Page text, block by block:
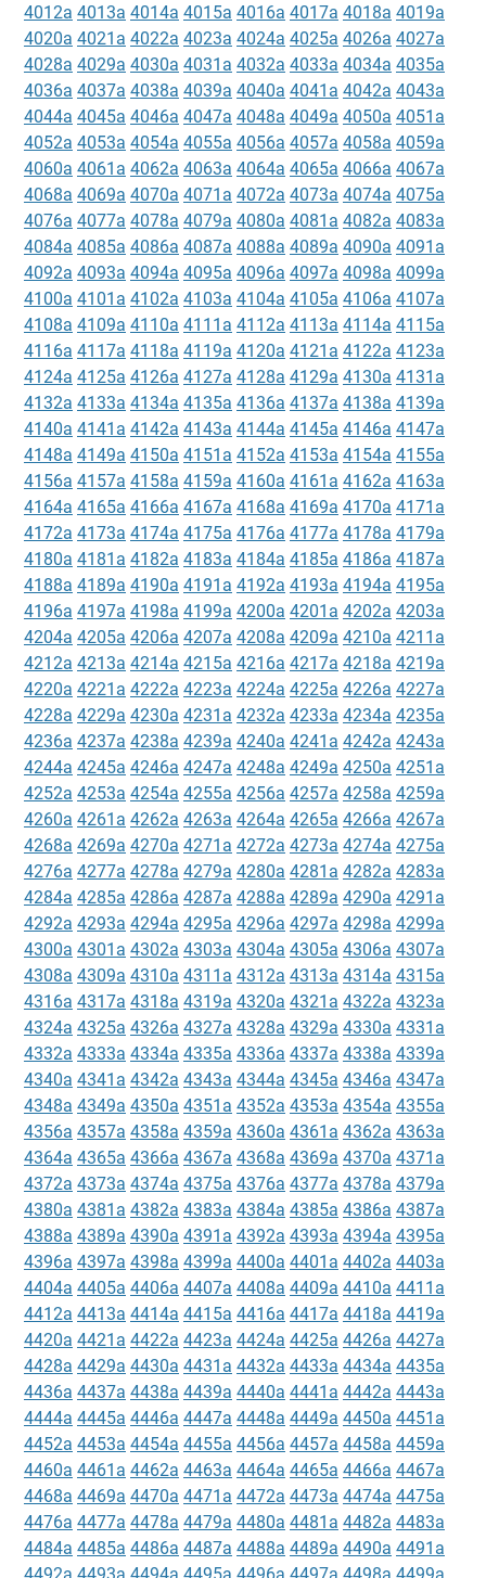
4012a 4013a 4014a 4015a 4016a 4017a 4018a 4019a
4020a 4021a 4022a 4023a 4024a 4025a 4026a 4027a
4028a 4029a 4030a 4031a 4032a 4033a 4034a 4035a
4036a 4037a 4038a 4039a 4040a 4041a 4042a 4043a
4044a 4045a 4046a 4047a 4048a 4049a 4050a 4051a
4052a 4053a 4054a 4055a 4056a 4057a 4058a 4059a
4060a 4061a 4062a 4063a 4064a 4065a 4066a 4067a
4068a 4069a 4070a 4071a 4072a 4073a 4074a 4075a
4076a 4077a 4078a 4079a 4080a 4081a 4082a 4083a
4084a 4085a 4086a 4087a 4088a 4089a 4090a 4091a
4092a 4093a 4094a 4095a 4096a 4097a 4098a 4099a
4100a 4101a 4102a 4103a 4104a 4105a 4106a 4107a
4108a 4109a 4110a 4111a 4112a 4113a 4114a 4115a
4116a 4117a 4118a 4119a 4120a 4121a 4122a 4123a
4124a 4125a 4126a 4127a 4128a 4129a 4130a 4131a
4132a 4133a 4134a 4135a 4136a 4137a 4138a 4139a
4140a 4141a 4142a 4143a 4144a 4145a 4146a 4147a
4148a 4149a 4150a 4151a 4152a 4153a 4154a 4155a
4156a 4157a 4158a 4159a 4160a 4161a 4162a 4163a
4164a 4165a 4166a 4167a 4168a 4169a 4170a 4171a
4172a 4173a 4174a 4175a 4176a 4177a 4178a 4179a
4180a 4181a 4182a 4183a 4184a 4185a 4186a 4187a
4188a 4189a 4190a 4191a 4192a 4193a 4194a 4195a
4196a 4197a 4198a 4199a 4200a 4201a 4202a 4203a
4204a 4205a 4206a 4207a 4208a 4209a 4210a 4211a
4212a 4213a 4214a 4215a 4216a 4217a 4218a 4219a
4220a 4221a 4222a 4223a 4224a 4225a 4226a 4227a
4228a 4229a 4230a 4231a 4232a 4233a 4234a 4235a
4236a 4237a 4238a 4239a 4240a 4241a 4242a 4243a
4244a 4245a 4246a 4247a 4248a 4249a 4250a 4251a
4252a 4253a 4254a 4255a 4256a 4257a 4258a 4259a
4260a 4261a 4262a 4263a 4264a 4265a 4266a 4267a
4268a 4269a 4270a 4271a 4272a 4273a 4274a 4275a
4276a 4277a 4278a 4279a 4280a 4281a 4282a 4283a
4284a 4285a 4286a 4287a 4288a 4289a 4290a 4291a
4292a 4293a 4294a 4295a 4296a 4297a 4298a 4299a
4300a 4301a 4302a 4303a 4304a 4305a 4306a 4307a
4308a 4309a 4310a 4311a 4312a 4313a 4314a 4315a
4316a 4317a 4318a 4319a 4320a 4321a 4322a 4323a
4324a 4325a 4326a 4327a 4328a 4329a 4330a 4331a
4332a 4333a 4334a 4335a 4336a 4337a 4338a 4339a
4340a 4341a 4342a 4343a 4344a 4345a 4346a 4347a
4348a 4349a 4350a 4351a 4352a 4353a 4354a 4355a
4356a 4357a 4358a 4359a 4360a 4361a 4362a 4363a
4364a 4365a 4366a 4367a 4368a 4369a 4370a 4371a
4372a 4373a 4374a 4375a 4376a 4377a 4378a 4379a
4380a 4381a 4382a 4383a 4384a 4385a 4386a 4387a
4388a 4389a 4390a 4391a 4392a 4393a 4394a 4395a
4396a 4397a 4398a 4399a 4400a 4401a 4402a 4403a
4404a 4405a 4406a 4407a 4408a 4409a 4410a 4411a
4412a 4413a 4414a 4415a 4416a 4417a 4418a 4419a
4420a 4421a 4422a 4423a 4424a 4425a 4426a 4427a
4428a 4429a 4430a 4431a 4432a 4433a 4434a 4435a
4436a 4437a 4438a 4439a 4440a 4441a 4442a 4443a
4444a 4445a 4446a 4447a 4448a 4449a 4450a 4451a
4452a 4453a 4454a 4455a 4456a 4457a 4458a 4459a
4460a 4461a 4462a 4463a 4464a 4465a 4466a 4467a
4468a 4469a 4470a 4471a 4472a 4473a 4474a 4475a
4476a 4477a 4478a 4479a 4480a 4481a 4482a 4483a
4484a 4485a 4486a 4487a 4488a 4489a 4490a 4491a